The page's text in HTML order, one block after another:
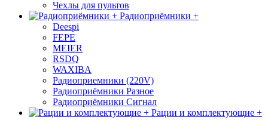
Чехлы для пультов
Радиоприёмники +
Deespi
FEPE
MEIER
RSDQ
WAXIBA
Радиоприемники (220V)
Радиоприёмники Разное
Радиоприёмники Сигнал
Рации и комплектующие +